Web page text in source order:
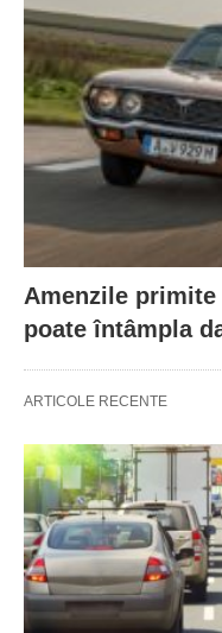
Amenzile
poate întâmpla
ARTICOLE RECENTE